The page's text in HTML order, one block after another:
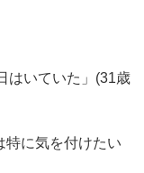
はいていた」(31歳
に気を付けたい